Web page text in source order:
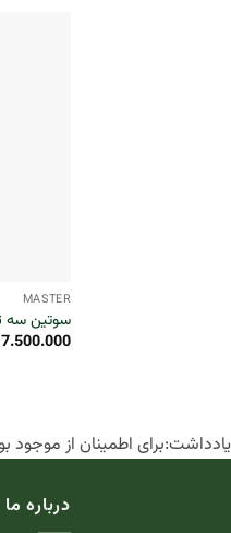
MASTER
سوتین سه
یادداشت:برای اطمینان از موجود
درباره ما